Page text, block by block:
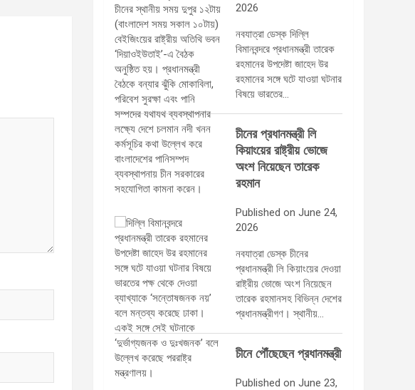
2026
নবযাত্রা ডেস্ক দিল্লি
বিমানবন্দরে প্রধানমন্ত্রী তারেক
রহমানের উপদেষ্টা জাহেদ উর
রহমানের সঙ্গে ঘটে যাওয়া ঘটনার
বিষয়ে ভারতের…
চীনের প্রধানমন্ত্রী লি
কিয়াংয়ের রাষ্ট্রীয় ভোজে
অংশ নিয়েছেন তারেক
রহমান
Published on June 24,
2026
নবযাত্রা ডেস্ক চীনের
প্রধানমন্ত্রী লি কিয়াংয়ের দেওয়া
রাষ্ট্রীয় ভোজে অংশ নিয়েছেন
তারেক রহমানসহ বিভিন্ন দেশের
প্রধানমন্ত্রীগণ। স্থানীয়…
চীনে পৌঁছেছেন প্রধানমন্ত্রী
Published on June 23,